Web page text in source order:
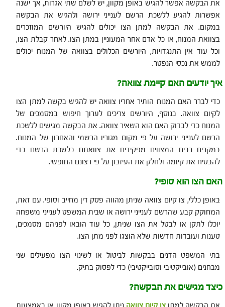
את הבקשה אפשר להגיש באופן מקוון, יש לשלם שתי אגרות, אך ישנה
אפשרות להגיע ללשכת הרשם לענייני ירושה ולהגיש את הבקשה
במקום. את הבקשה למתן הצו יכולים להגיש היורשים המוזכרים
בצוואת המנוח, או כל אדם אחר המעוניין במתן הצו. לאחר קבלת הצו,
וכל עוד אין התנגדויות, היורשים הכלולים בצוואה של המנוח יכולים
לממש את נכסי הנפטר.
איך יודעים האם קיימת צוואה?
כדי לברר האם המנוח הותיר אחריו צוואה יש להגיש בקשה למתן הצו
לקיום צוואה. בנוסף, היורשים צריכים לערוך חיפוש במסמכים של
המנוח כדי לבדוק האם הוא השאיר צוואה. את הבקשה מגישים ללשכת
הרשם לענייני ירושה על פי מקום מגוריו הרשמי והאחרון של המנוח.
במקרים רבים המצווים מפקידים את צוואתם בלשכת הרשם כדי
להבטיח את קיומה ולחלק את העיזבון על פי רצונם החופשי.
האם הצו הוא סופי?
באופן כללי, צו קיום צוואה שניתן מהווה פסק דין מחייב וסופי. עם זאת,
המחוקק קבע שהרשם לענייני ירושה או שבית המשפט לענייני משפחה
יוכלו לתקן או לבטל את הצו שניתן, כל עוד הובאו לפניהם מסמכים,
טענות ועובדות חדשות שלא הוצגו לפני מתן הצו.
בתי המשפט הדנים בבקשות לביטול או לשינוי הצו מפעילים שני
מבחנים (אובייקטיבי וסובייקטיבי) כדי לפסוק בתיק.
כיצד מגישים את הבקשה?